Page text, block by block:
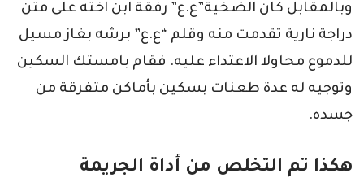
وبالمقابل كان الضخية”ع.ع” رفقة ابن اخته على متن
دراجة نارية تقدمت منه وقلم “ع.ع” برشه بغاز مسيل
للدموع محاولا الاعتداء عليه. فقام بامستك السكين
وتوجيه له عدة طعنات بسكين بأماكن متفرقة من
جسده.
هكذا تم التخلص من أداة الجريمة